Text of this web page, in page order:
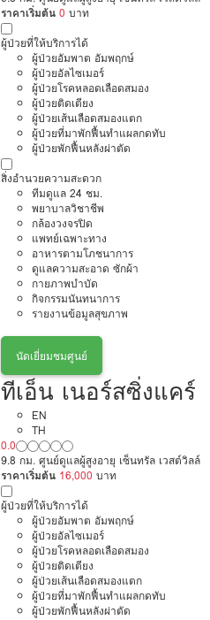
ราคาเริ่มต้น 0 บาท
ผู้ป่วยที่ให้บริการได้
ผู้ป่วยอัมพาต อัมพฤกษ์
ผู้ป่วยอัลไซเมอร์
ผู้ป่วยโรคหลอดเลือดสมอง
ผู้ป่วยติดเตียง
ผู้ป่วยเส้นเลือดสมองแตก
ผู้ป่วยที่มาพักฟื้นทำแผลกดทับ
ผู้ป่วยพักฟื้นหลังผ่าตัด
สิ่งอำนวยความสะดวก
ทีมดูแล 24 ชม.
พยาบาลวิชาชีพ
กล้องวงจรปิด
แพทย์เฉพาะทาง
อาหารตามโภชนาการ
ดูแลความสะอาด ซักผ้า
กายภาพบำบัด
กิจกรรมนันทนาการ
รายงานข้อมูลสุขภาพ
นัดเยี่ยมชมศูนย์
ทีเอ็น เนอร์สซิ่งแคร์
EN
TH
0.0
9.8 กม. ศูนย์ดูแลผู้สูงอายุ เซ็นทรัล เวสต์วิลล์
ราคาเริ่มต้น 16,000 บาท
ผู้ป่วยที่ให้บริการได้
ผู้ป่วยอัมพาต อัมพฤกษ์
ผู้ป่วยอัลไซเมอร์
ผู้ป่วยโรคหลอดเลือดสมอง
ผู้ป่วยติดเตียง
ผู้ป่วยเส้นเลือดสมองแตก
ผู้ป่วยที่มาพักฟื้นทำแผลกดทับ
ผู้ป่วยพักฟื้นหลังผ่าตัด